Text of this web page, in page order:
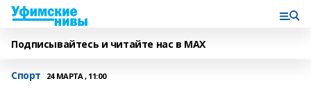
Подписывайтесь и читайте нас в MAX
Спорт 24 МАРТА , 11:00